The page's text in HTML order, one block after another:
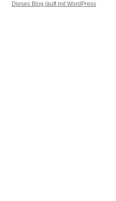
Dieses Blog läuft mit WordPress